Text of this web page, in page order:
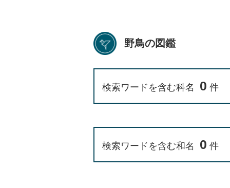
野鳥の図鑑
検索ワードを含む科名 0 件
検索ワードを含む和名 0 件